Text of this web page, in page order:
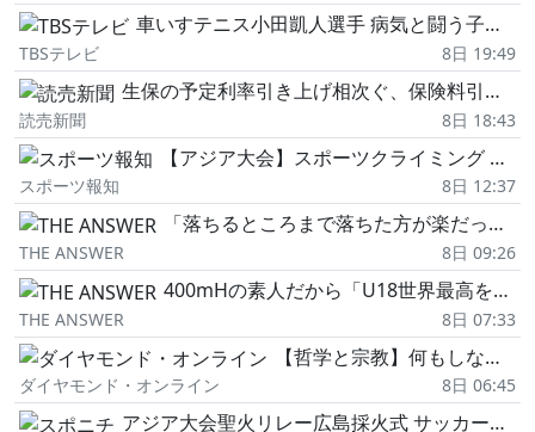
車いすテニス小田凱人選手 病気と闘う子どもたちとふれあいエール スポーツの楽しさ伝える 名古屋・緑区
TBSテレビ 8日 19:49
生保の予定利率引き上げ相次ぐ、保険料引き下げに直結し契約者獲得競争が激化…株高で運用益確保しやすく
読売新聞 8日 18:43
【アジア大会】スポーツクライミング 初出場の小屋松恋「皆さんが恋をするような登りを」 日本代表ウェア発表会
スポーツ報知 8日 12:37
「落ちるところまで落ちた方が楽だった」早田ひなが明かした苦悩 葛藤乗り越え…パリ五輪より「今のほうが強い」
THE ANSWER 8日 09:26
400mHの素人だから「U18世界最高を出せた」 偉業のウラに意外な分析…洛南で名伯楽に鍛えられた「脳」――洛南・後藤大樹
THE ANSWER 8日 07:33
【哲学と宗教】何もしない休日を「もったいない」と思う人が見落としていること
ダイヤモンド・オンライン 8日 06:45
アジア大会聖火リレー広島採火式 サッカー日本代表森保監督参加